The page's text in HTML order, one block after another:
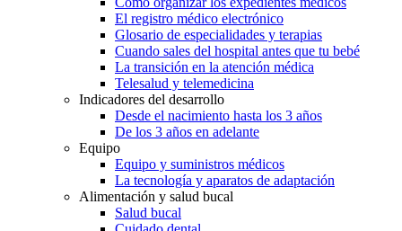
El registro médico electrónico
Glosario de especialidades y terapias
Cuando sales del hospital antes que tu bebé
La transición en la atención médica
Telesalud y telemedicina
Indicadores del desarrollo
Desde el nacimiento hasta los 3 años
De los 3 años en adelante
Equipo
Equipo y suministros médicos
La tecnología y aparatos de adaptación
Alimentación y salud bucal
Salud bucal